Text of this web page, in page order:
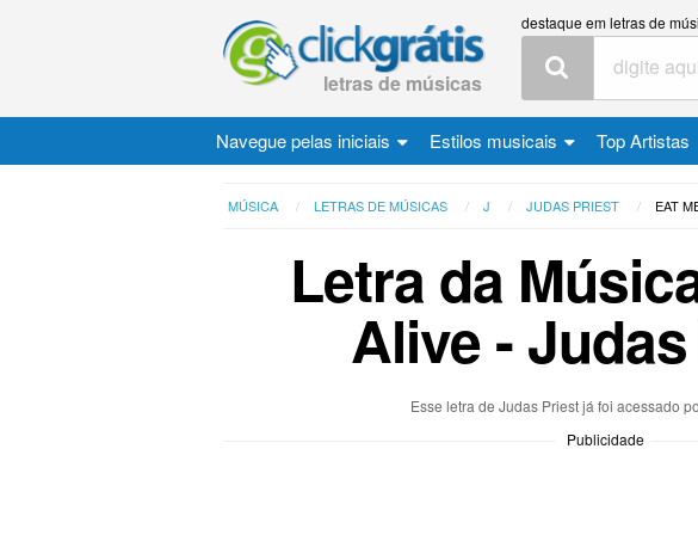
letras de músicas
destaque em letras de
Navegue pelas iniciais Estilos musicais Top Artistas
MÚSICA LETRAS DE MÚSICAS J JUDAS PRIEST EAT
Letra da
Alive -
Esse letra de Judas Priest já foi acessado
Publicidade